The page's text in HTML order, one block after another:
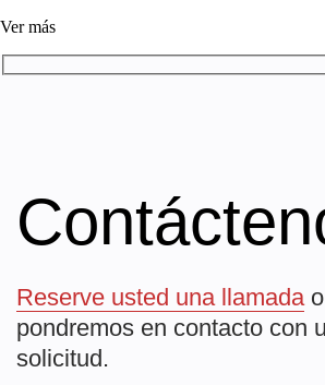
Ver más
Reserve usted una llamadao
pondremos en contacto con
solicitud.